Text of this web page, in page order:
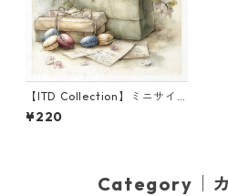
【ITD Collection】ミニサイ
ズ ライスペーパー RSM2443
デコパージュ
¥220
Category｜